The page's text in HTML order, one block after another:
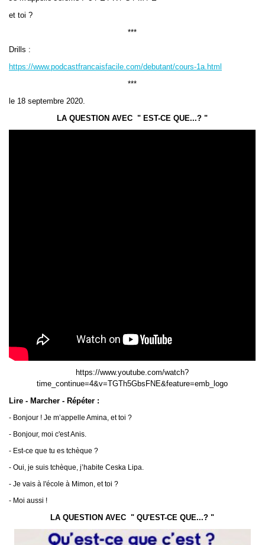
et toi ?
***
Drills :
https://www.podcastfrancaisfacile.com/debutant/cours-1a.html
***
le 18 septembre 2020.
LA QUESTION AVEC " EST-CE QUE...? "
https://www.youtube.com/watch?
time_continue=4&v=TGTh5GbsFNE&feature=emb_logo
Lire - Marcher - Répéter :
- Bonjour ! Je m’appelle Amina, et toi ?
- Bonjour, moi c'est Anis.
- Est-ce que tu es tchèque ?
- Oui, je suis tchèque, j’habite Ceska Lipa.
- Je vais à l'école à Mimon, et toi ?
- Moi aussi !
LA QUESTION AVEC " QU'EST-CE QUE...? "